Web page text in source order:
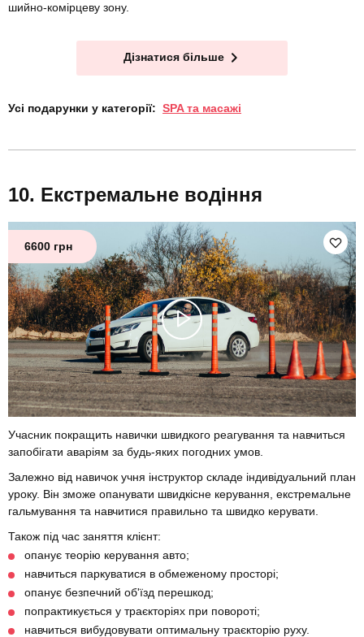
шийно-комірцеву зону.
Дізнатися більше
Усі подарунки у категорії: SPA та масажі
Екстремальне водіння
6600 грн
Учасник покращить навички швидкого реагування та навчиться
запобігати аваріям за будь-яких погодних умов.
Залежно від навичок учня інструктор складе індивідуальний план
уроку. Він зможе опанувати швидкісне керування, екстремальне
гальмування та навчитися правильно та швидко керувати.
Також під час заняття клієнт:
опанує теорію керування авто;
навчиться паркуватися в обмеженому просторі;
опанує безпечний об'їзд перешкод;
попрактикується у траєкторіях при повороті;
навчиться вибудовувати оптимальну траєкторію руху.